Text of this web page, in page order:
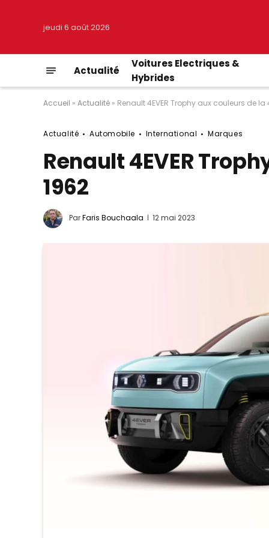
jeudi 6 août 2026
Actualité
Voitures Electriques &
Hybrides
Accueil » Actualité » Renault 4EVER Trophy aux couleurs de la
Actualité Automobile International Marques
Renault 4EVER
1962
ParFaris Bouchaala 12 mai 2023